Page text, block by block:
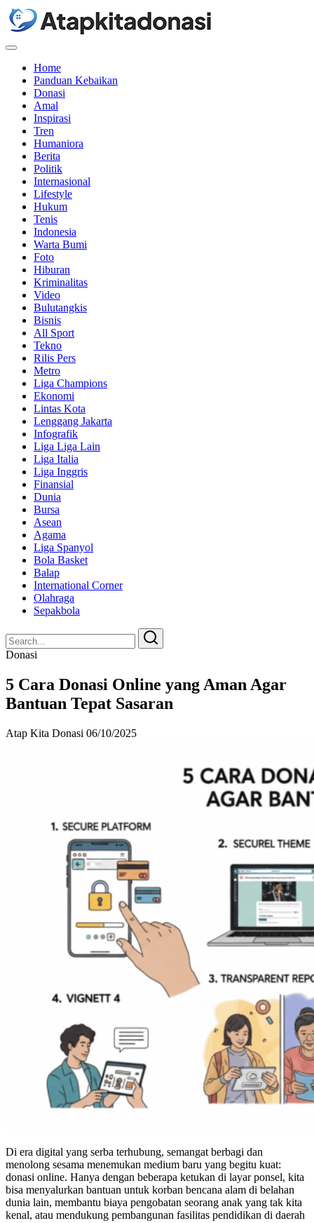
Menu
Home
Panduan Kebaikan
Donasi
Amal
Inspirasi
Tren
Humaniora
Berita
Politik
Internasional
Lifestyle
Hukum
Tenis
Indonesia
Warta Bumi
Foto
Hiburan
Kriminalitas
Video
Bulutangkis
Bisnis
All Sport
Tekno
Rilis Pers
Metro
Liga Champions
Ekonomi
Lintas Kota
Lenggang Jakarta
Infografik
Liga Liga Lain
Liga Italia
Liga Inggris
Finansial
Dunia
Bursa
Asean
Agama
Liga Spanyol
Bola Basket
Balap
International Corner
Olahraga
Sepakbola
Search
for:
Search
Donasi
5 Cara Donasi Online yang Aman Agar
Bantuan Tepat Sasaran
Atap Kita Donasi 06/10/2025
Di era digital yang serba terhubung, semangat berbagi dan
menolong sesama menemukan medium baru yang begitu kuat:
donasi online. Hanya dengan beberapa ketukan di layar ponsel, kita
bisa menyalurkan bantuan untuk korban bencana alam di belahan
dunia lain, membantu biaya pengobatan seorang anak yang tak kita
kenal, atau mendukung pembangunan fasilitas pendidikan di daerah